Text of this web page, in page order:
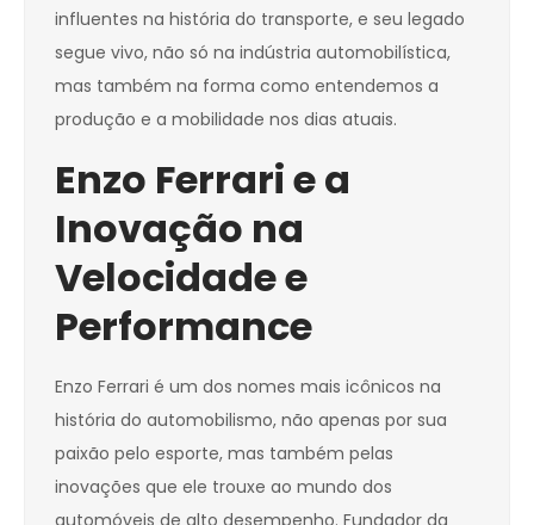
influentes na história do transporte, e seu legado
segue vivo, não só na indústria automobilística,
mas também na forma como entendemos a
produção e a mobilidade nos dias atuais.
Enzo Ferrari e a
Inovação na
Velocidade e
Performance
Enzo Ferrari é um dos nomes mais icônicos na
história do automobilismo, não apenas por sua
paixão pelo esporte, mas também pelas
inovações que ele trouxe ao mundo dos